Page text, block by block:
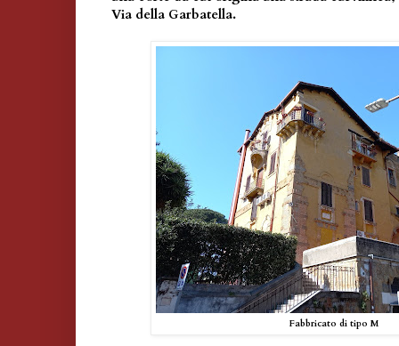
Via della Garbatella.
Fabbricato di tipo M